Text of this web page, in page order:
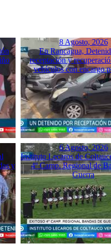
8 Agosto, 2026
En Rancagua,
receptación y
vehículos con encargo
y
6 Agosto, 2026
Instituto Lecaros de
4º Camp. Regional de
Guerra